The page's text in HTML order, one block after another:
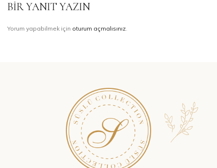
BIR YANIT YAZIN
Yorum yapabilmek için oturum açmalısınız.